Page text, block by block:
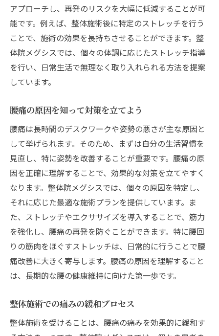
姿勢改善と腰痛予防に役立つストレッチ法を紹
介
正しい姿勢を維持するためのストレッチ
腰痛予防のために毎日続けるストレッチ
整体とストレッチの併用による姿勢改善
姿勢改善で期待できる健康効果
専門家が教える姿勢改善のポイント
浜田山での腰痛治療：整体とストレッチで目指
す快適な日常
浜田山で信頼できる腰痛治療専門の整体院
整体とストレッチを組み合わせた治療法
腰痛を改善するための日常生活の工夫
整体施術による痛みの緩和方法
ストレッチで体感する柔軟性の向上
腰痛治療後の日常生活の改善提案
再発防止も可能！腰痛に効く整体とストレッチ
腰痛再発防止のための整体施術
ストレッチで維持する健康な腰
アプローチし、再発のリスクを大幅に低減することが可
能です。例えば、整体施術後に特定のストレッチを行う
ことで、施術の効果を長持ちさせることができます。整
体院メグシスでは、個々の体調に応じたストレッチ指導
を行い、日常生活で無理なく取り入れられる方法を提案
しています。
腰痛の原因を知って対策を立てよう
腰痛は長時間のデスクワークや姿勢の悪さが主な原因と
して挙げられます。そのため、まずは自分の生活習慣を
見直し、特に姿勢を改善することが重要です。腰痛の原
因を正確に理解することで、効果的な対策を立てやすく
なります。整体院メグシスでは、個々の原因を特定し、
それに応じた最適な施術プランを提供しています。ま
た、ストレッチやエクササイズを導入することで、筋力
を強化し、腰痛の再発を防ぐことができます。特に腰回
りの筋肉をほぐすストレッチは、日常的に行うことで腰
痛改善に大きく寄与します。腰痛の原因を理解すること
は、長期的な腰の健康維持に向けた第一歩です。
整体施術での痛みの緩和プロセス
整体施術を受けることは、腰痛の痛みを効果的に緩和す